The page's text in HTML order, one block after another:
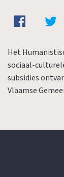
Het
sociaal-
subsidies
Vlaamse